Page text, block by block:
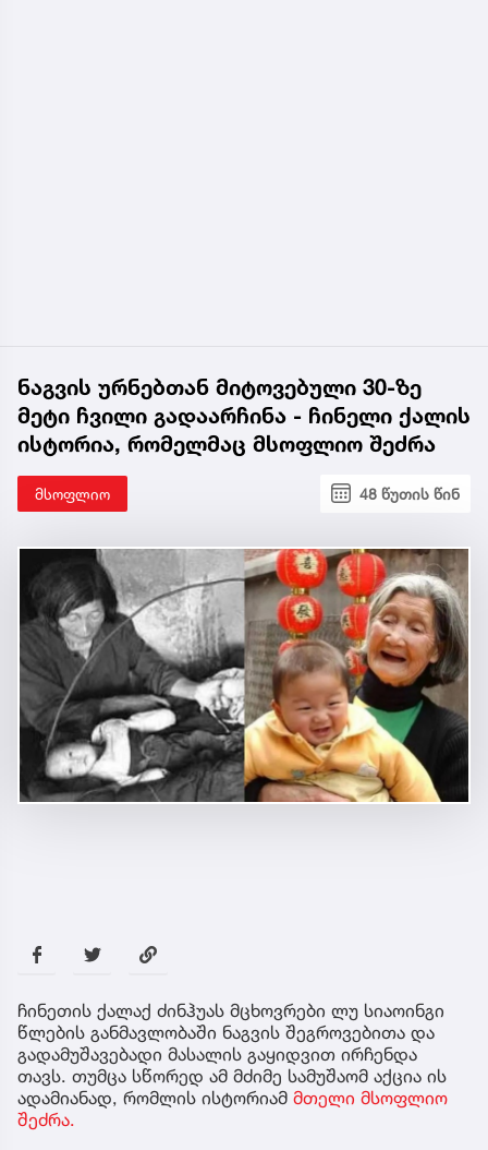
ნაგვის ურნებთან მიტოვებული 30-ზე
მეტი ჩვილი გადაარჩინა - ჩინელი ქალის
ისტორია, რომელმაც მსოფლიო შეძრა
მსოფლიო 48 წუთის წინ
ჩინეთის ქალაქ ძინჰუას მცხოვრები ლუ სიაოინგი
წლების განმავლობაში ნაგვის შეგროვებითა და
გადამუშავებადი მასალის გაყიდვით ირჩენდა
თავს. თუმცა სწორედ ამ მძიმე სამუშაომ აქცია ის
ადამიანად, რომლის ისტორიამ მთელი მსოფლიო
შეძრა.